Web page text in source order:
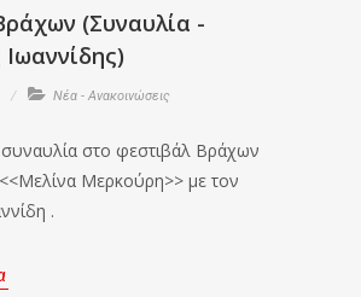
(Συναυλία -
Νέα - Ανακοινώσεις
στο φεστιβάλ Βράχων
Μερκούρη>> με τον
.